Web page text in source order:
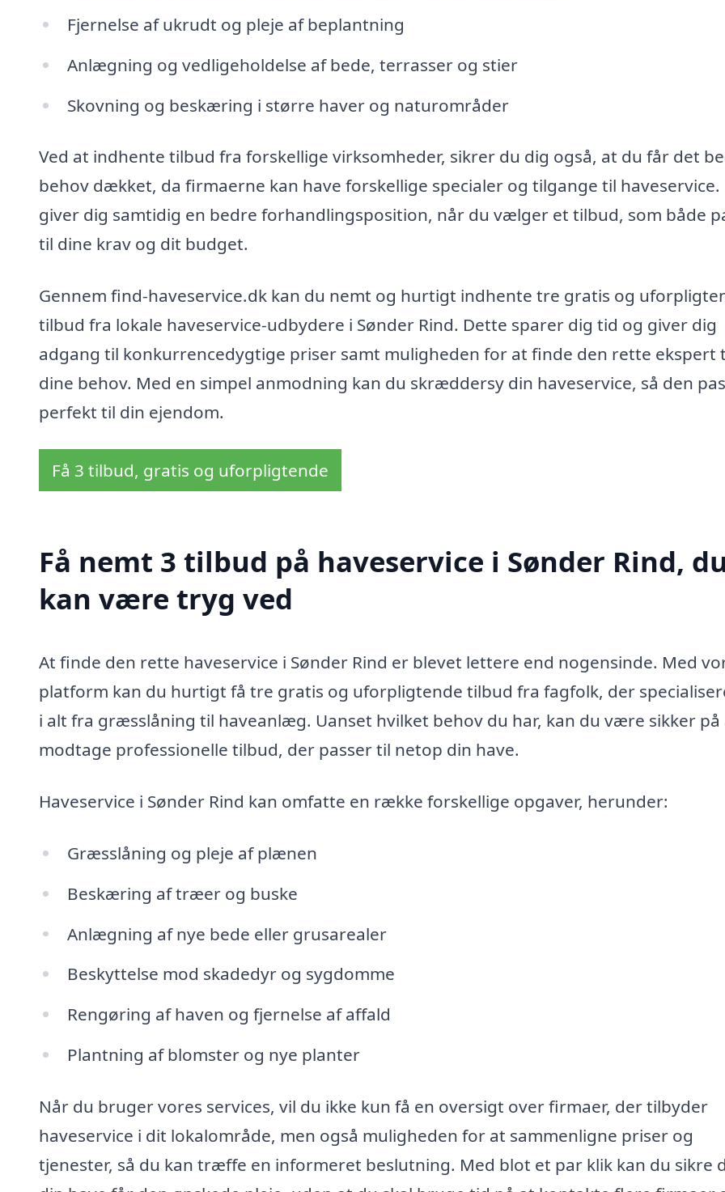
Fjernelse af ukrudt og pleje af beplantning
Anlægning og vedligeholdelse af bede, terrasser og stier
Skovning og beskæring i større haver og naturområder
Ved at indhente tilbud fra forskellige virksomheder, sikrer du dig også, at du får det
behov dækket, da firmaerne kan have forskellige specialer og tilgange til haveservice.
giver dig samtidig en bedre forhandlingsposition, når du vælger et tilbud, som både
til dine krav og dit budget.
Gennem find-haveservice.dk kan du nemt og hurtigt indhente tre gratis og
tilbud fra lokale haveservice-udbydere i Sønder Rind. Dette sparer dig tid og giver dig
adgang til konkurrencedygtige priser samt muligheden for at finde den rette ekspert
dine behov. Med en simpel anmodning kan du skræddersy din haveservice, så den
perfekt til din ejendom.
Få 3 tilbud, gratis og uforpligtende
Få nemt 3 tilbud på haveservice i Sønder Rind, du
kan være tryg ved
At finde den rette haveservice i Sønder Rind er blevet lettere end nogensinde. Med
platform kan du hurtigt få tre gratis og uforpligtende tilbud fra fagfolk, der
i alt fra græsslåning til haveanlæg. Uanset hvilket behov du har, kan du være sikker på
modtage professionelle tilbud, der passer til netop din have.
Haveservice i Sønder Rind kan omfatte en række forskellige opgaver, herunder:
Græsslåning og pleje af plænen
Beskæring af træer og buske
Anlægning af nye bede eller grusarealer
Beskyttelse mod skadedyr og sygdomme
Rengøring af haven og fjernelse af affald
Plantning af blomster og nye planter
Når du bruger vores services, vil du ikke kun få en oversigt over firmaer, der tilbyder
haveservice i dit lokalområde, men også muligheden for at sammenligne priser og
tjenester, så du kan træffe en informeret beslutning. Med blot et par klik kan du sikre